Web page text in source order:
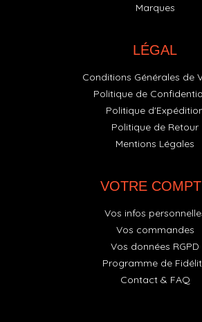
Marques
LÉGAL
Conditions Générales de
Politique de
Politique
Politique de Retour
Mentions Légales
VOTRE
Vos infos
Vos commandes
Vos données RGPD
Programme de
Contact & FAQ